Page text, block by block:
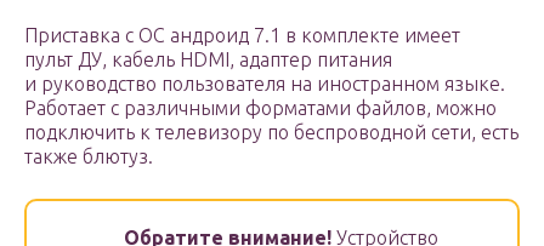
Приставка с ОС андроид 7.1 в комплекте имеет
пульт ДУ, кабель HDMI, адаптер питания
и руководство пользователя на иностранном языке.
Работает с различными форматами файлов, можно
подключить к телевизору по беспроводной сети, есть
также блютуз.
Обратите внимание! Устройство